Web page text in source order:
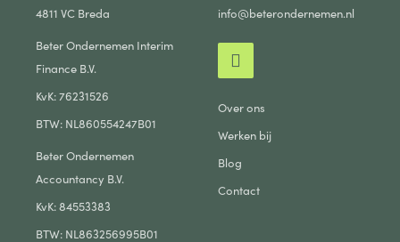
4811 VC Breda
Beter Ondernemen Interim
Finance B.V.
KvK: 76231526
BTW: NL860554247B01
Beter Ondernemen
Accountancy B.V.
KvK: 84553383
BTW: NL863256995B01
info@beterondernemen.nl
Over ons
Werken bij
Blog
Contact